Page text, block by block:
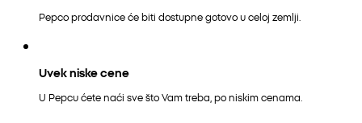
Pepco prodavnice će biti dostupne gotovo u celoj zemlji.
Uvek niske cene
U Pepcu ćete naći sve što Vam treba, po niskim cenama.